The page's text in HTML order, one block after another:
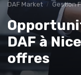
DAF Market Gestion
DAF à
offres